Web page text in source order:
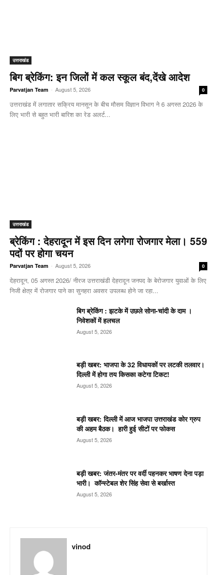
उत्तराखंड
बिग ब्रेकिंग: इन जिलों में कल स्कूल बंद,देंखे आदेश
Parvatjan Team - August 5, 2026 0
उत्तराखंड में लगातार सक्रिय मानसून के बीच मौसम विज्ञान विभाग ने 6 अगस्त 2026 के
लिए भारी से बहुत भारी बारिश का रेड अलर्ट...
उत्तराखंड
ब्रेकिंग : देहरादून में इस दिन लगेगा रोजगार मेला। 559
पदों पर होगा चयन
Parvatjan Team - August 5, 2026 0
देहरादून, 05 अगस्त 2026/ नीरज उत्तराखंडी देहरादून जनपद के बेरोजगार युवाओं के लिए
निजी क्षेत्र में रोजगार पाने का सुनहरा अवसर उपलब्ध होने जा रहा...
बिग ब्रेकिंग : झटके में उछले सोना-चांदी के दाम ।
निवेशकों में हलचल
August 5, 2026
बड़ी खबर: भाजपा के 32 विधायकों पर लटकी तलवार।
दिल्ली में होगा तय किसका कटेगा टिकट!
August 5, 2026
बड़ी खबर: दिल्ली में आज भाजपा उत्तराखंड कोर ग्रुप
की अहम बैठक। हारी हुई सीटों पर फोकस
August 5, 2026
बड़ी खबर: जंतर-मंतर पर वर्दी पहनकर भाषण देना पड़ा
भारी। कॉन्स्टेबल शेर सिंह सेवा से बर्खास्त
August 5, 2026
vinod